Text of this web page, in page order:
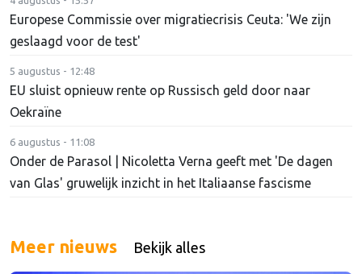
Europese Commissie over migratiecrisis Ceuta: 'We zijn
geslaagd voor de test'
5 augustus - 12:48
EU sluist opnieuw rente op Russisch geld door naar
Oekraïne
6 augustus - 11:08
Onder de Parasol | Nicoletta Verna geeft met 'De dagen
van Glas' gruwelijk inzicht in het Italiaanse fascisme
Meer nieuws Bekijk alles